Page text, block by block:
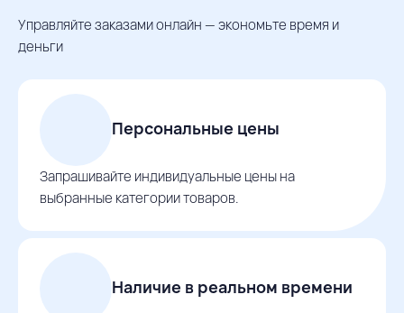
Управляйте заказами онлайн — экономьте время и
деньги
Персональные цены
Запрашивайте индивидуальные цены на
выбранные категории товаров.
Наличие в реальном времени